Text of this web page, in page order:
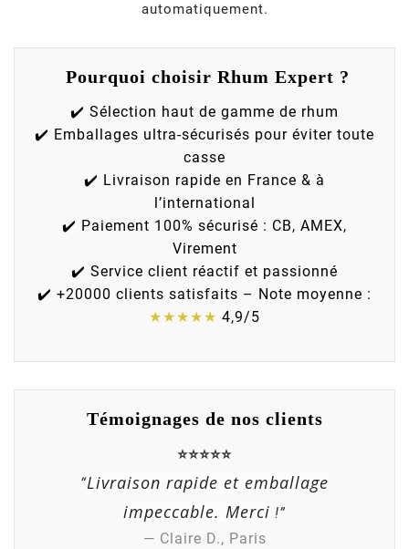
automatiquement.
Pourquoi choisir Rhum Expert ?
✔️ Sélection haut de gamme de rhum
✔️ Emballages ultra-sécurisés pour éviter toute
casse
✔️ Livraison rapide en France & à
l’international
✔️ Paiement 100% sécurisé : CB, AMEX,
Virement
✔️ Service client réactif et passionné
✔️ +20000 clients satisfaits – Note moyenne :
★★★★★ 4,9/5
Témoignages de nos clients
⭐⭐⭐⭐⭐
“Livraison rapide et emballage
impeccable. Merci !”
— Claire D., Paris